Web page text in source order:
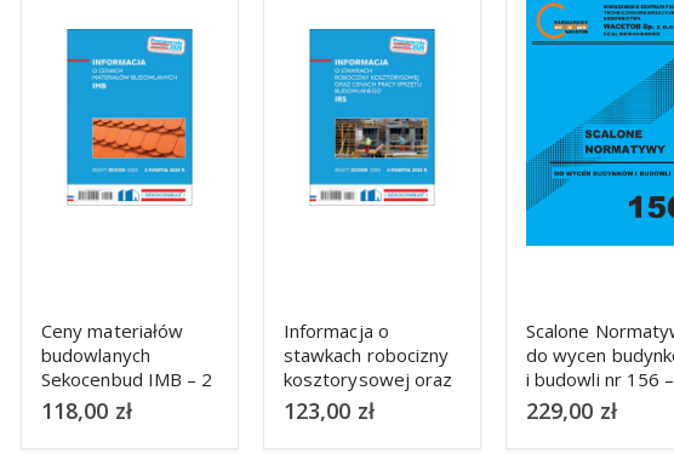
Ceny materiałów
budowlanych
Sekocenbud IMB – 2
kwartał 2026
118,00 zł
Informacja o
stawkach robocizny
kosztorysowej oraz
cenach najmu
sprzętu bud.
Sekocenbud IRS – 2
123,00 zł
Scalone
do wycen
i budowli nr 156
kwartał 2026 r. –
książka i płyta CD
229,00 zł